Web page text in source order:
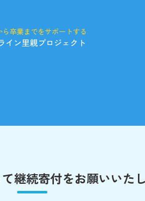
ら卒業までをサポートする
イン里親プロジェクト
継続寄付をお願いいた